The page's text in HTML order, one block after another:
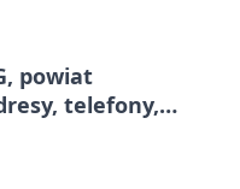
powiat
telefony,